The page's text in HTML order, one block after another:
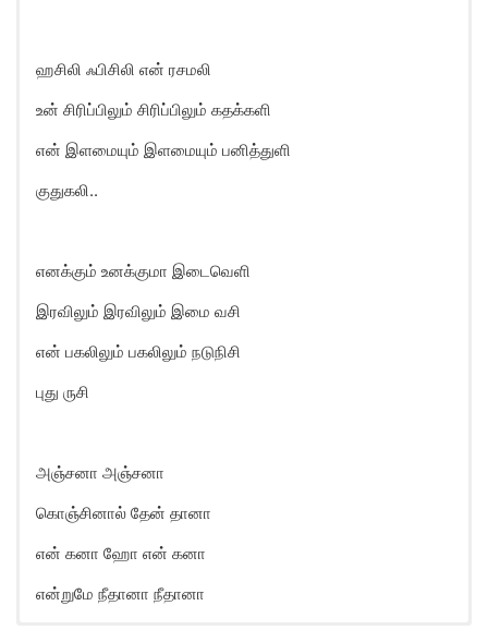
ஹசிலி ஃபிசிலி என் ரசமலி
உன் சிரிப்பிலும் சிரிப்பிலும் கதக்களி
என் இளமையும் இளமையும் பனித்துளி
குதுகலி..
எனக்கும் உனக்குமா இடைவெளி
இரவிலும் இரவிலும் இமை வசி
என் பகலிலும் பகலிலும் நடுநிசி
புது ருசி
அஞ்சனா அஞ்சனா
கொஞ்சினால் தேன் தானா
என் கனா ஹோ என் கனா
என்றுமே நீதானா நீதானா